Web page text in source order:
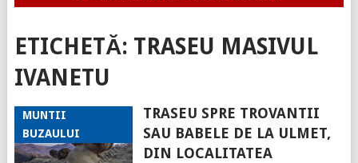
ETICHETĂ: TRASEU MASIVUL
IVANETU
MUNTII
BUZAULUI
TRASEU SPRE TROVANTII
SAU BABELE DE LA ULMET,
DIN LOCALITATEA